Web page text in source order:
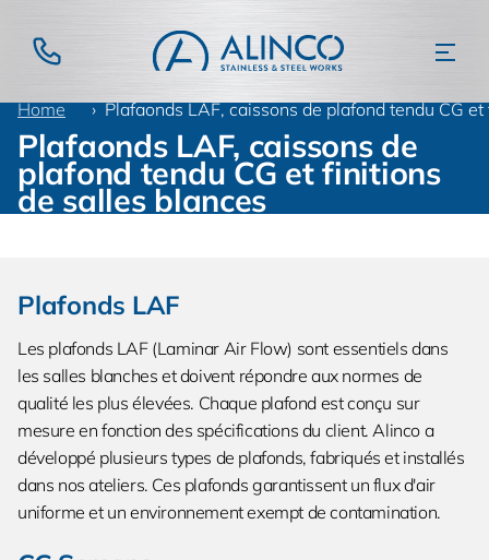
Home Produits
Projets pharmacie - alimentation
Plafaonds LAF, caissons de plafond tendu CG
Plafaonds LAF, caissons de
plafond tendu CG et finitions
de salles blances
Plafonds LAF
Les plafonds LAF (Laminar Air Flow) sont essentiels dans
les salles blanches et doivent répondre aux normes de
qualité les plus élevées. Chaque plafond est conçu sur
mesure en fonction des spécifications du client. Alinco a
développé plusieurs types de plafonds, fabriqués et installés
dans nos ateliers. Ces plafonds garantissent un flux d'air
uniforme et un environnement exempt de contamination.